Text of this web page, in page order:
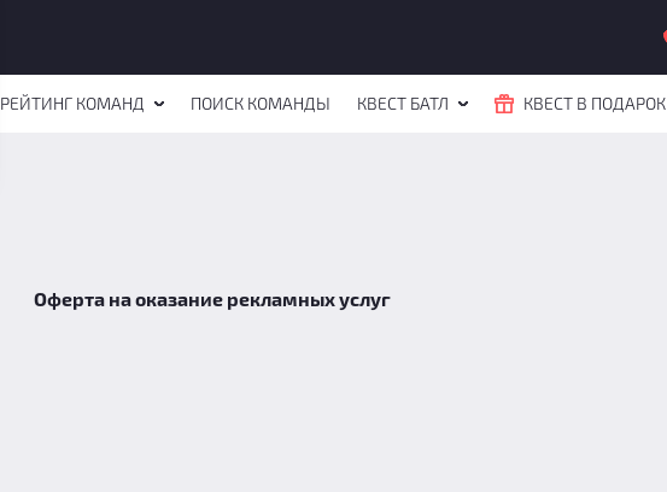
РЕЙТИНГ КОМАНД ПОИСК КОМАНДЫ КВЕСТ БАТЛ
КВЕСТ В ПОДАРОК
Оферта на оказание рекламных услуг